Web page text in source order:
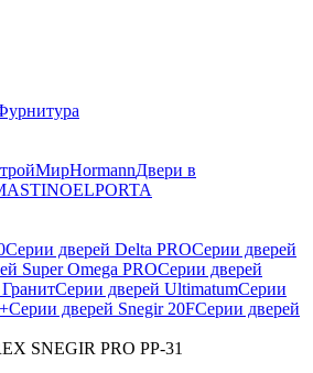
HormannДвери в
ELPORTA
Серии дверей Delta PROСерии дверей
Super Omega PROСерии дверей
Серии дверей UltimatumСерии
Серии дверей Snegir 20FСерии дверей
SNEGIR PRO PP-31